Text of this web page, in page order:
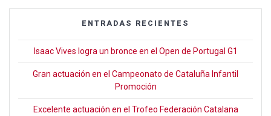
ENTRADAS RECIENTES
Isaac Vives logra un bronce en el Open de Portugal G1
Gran actuación en el Campeonato de Cataluña Infantil
Promoción
Excelente actuación en el Trofeo Federación Catalana